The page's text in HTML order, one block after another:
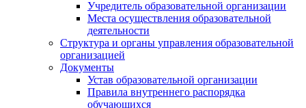
Учредитель образовательной организации
Места осуществления образовательной
деятельности
Структура и органы управления образовательной
организацией
Документы
Устав образовательной организации
Правила внутреннего распорядка
обучающихся